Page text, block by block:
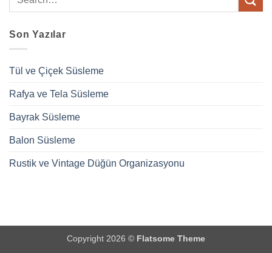
Son Yazılar
Tül ve Çiçek Süsleme
Rafya ve Tela Süsleme
Bayrak Süsleme
Balon Süsleme
Rustik ve Vintage Düğün Organizasyonu
Copyright 2026 © Flatsome Theme